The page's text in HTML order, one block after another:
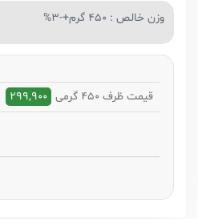
وزن خالص : 450 گرم+-3%
قیمت ظرف 450 گرمی 299,900